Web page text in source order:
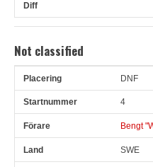
Not classified
Pl Snr Land
DNF
4
Bengt
SWE